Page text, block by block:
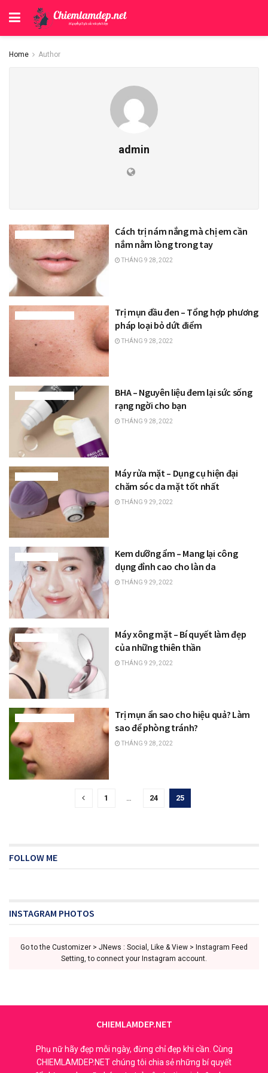
Home Author
admin
Cách trị nám nắng mà chị em cần
nắm nằm lòng trong tay
THÁNG 9 28, 2022
Trị mụn đầu đen – Tổng hợp phương
pháp loại bỏ dứt điểm
THÁNG 9 28, 2022
BHA – Nguyên liệu đem lại sức sống
rạng ngời cho bạn
THÁNG 9 28, 2022
Máy rửa mặt – Dụng cụ hiện đại
chăm sóc da mặt tốt nhất
THÁNG 9 29, 2022
Kem dưỡng ẩm – Mang lại công
dụng đỉnh cao cho làn da
THÁNG 9 29, 2022
Máy xông mặt – Bí quyết làm đẹp
của những thiên thần
THÁNG 9 29, 2022
Trị mụn ẩn sao cho hiệu quả? Làm
sao để phòng tránh?
THÁNG 9 28, 2022
1 24 25
FOLLOW ME
INSTAGRAM PHOTOS
Go to the Customizer > JNews : Social, Like & View > Instagram Feed
Setting, to connect your Instagram account.
CHIEMLAMDEP.NET
Phụ nữ hãy đẹp mỗi ngày, đừng chỉ đẹp khi cần. Cùng
CHIEMLAMDEP.NET chúng tôi chia sẻ những bí quyết